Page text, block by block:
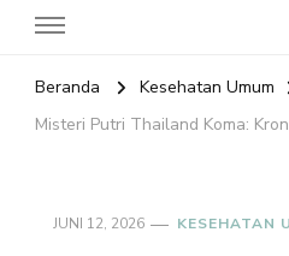
Beranda
Kesehatan Umum
Misteri Putri Thailand Koma:
JUNI 12, 2026 KESEHATAN